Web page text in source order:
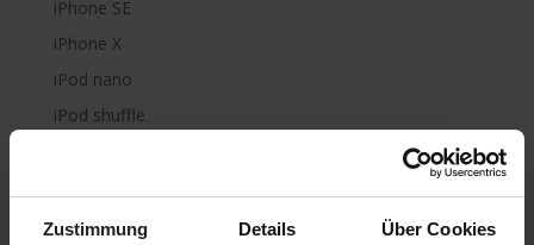
Zustimmung Details Über Cookies
iPhone SE
iPhone X
iPod nano
iPod shuffle
Kopfhörer